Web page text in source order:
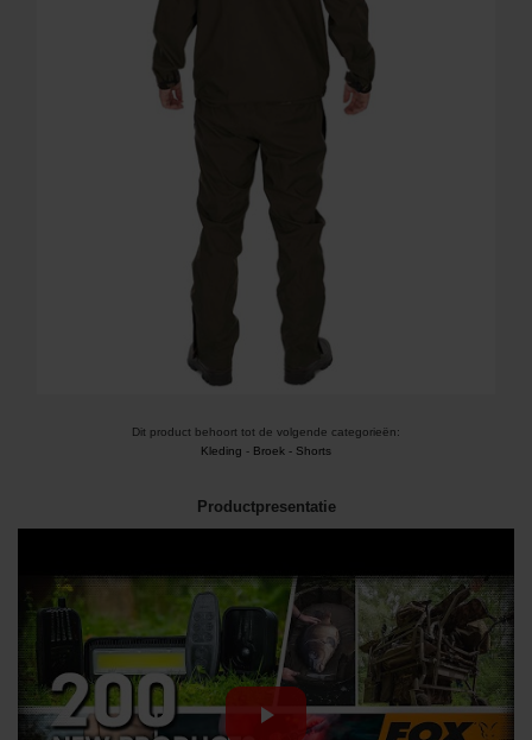
Dit product behoort tot de volgende categorieën:
Kleding - Broek - Shorts
Productpresentatie